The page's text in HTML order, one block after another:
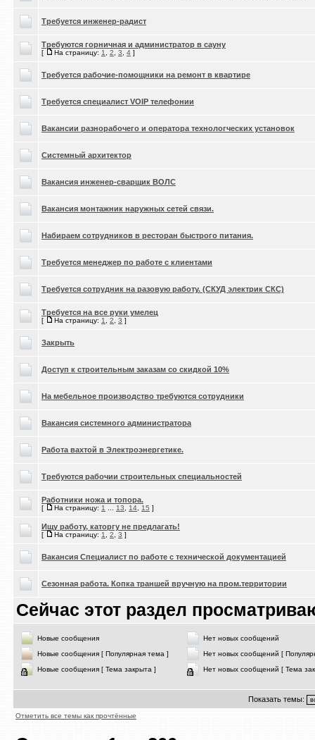
Требуется инженер-радист
Требуются горничная и администратор в сауну
[ На страницу: 1 2 3 4 ]
Требуется рабочие-помощники на ремонт в квартире
Требуется специалист VOIP телефонии
Вакансии разнорабочего и оператора технологческих установок
Системный архитектор
Вакансия инженер-сварщик ВОЛС
Вакансия монтажник наружных сетей связи.
Набираем сотрудников в ресторан быстрого питания.
Требуется менеджер по работе с клиентами
Требуется сотрудник на разовую работу. (СКУД электрик СКС)
Требуется на все руки умелец
[ На страницу: 1 2 3 ]
Закрыть
Доступ к строительным заказам со скидкой 10%
На мебельное производство требуются сотрудники
Вакансия системного администратора
Работа вахтой в Электроэнергетике.
Требуются рабочии строительных специальностей
Работники ножа и топора.
[ На страницу: 1 13 14 15 ]
Ищу работу, каторгу не предлагать!
[ На страницу: 1 2 3 ]
Вакансия Специалист по работе с технической документацией
Сезонная работа. Копка траншей вручную на пром.территории
Сейчас этот раздел
Новые сообщения
Нет новых сообщений
Новые сообщения [ Популярная тема ]
Нет новых сообщений [
Новые сообщения [ Тема закрыта ]
Нет новых сообщений [ Тема
Показать темы:
Отметить все темы как прочтённые